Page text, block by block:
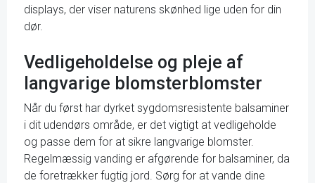
displays, der viser naturens skønhed lige uden for din
dør.
Vedligeholdelse og pleje af
langvarige blomsterblomster
Når du først har dyrket sygdomsresistente balsaminer
i dit udendørs område, er det vigtigt at vedligeholde
og passe dem for at sikre langvarige blomster.
Regelmæssig vanding er afgørende for balsaminer, da
de foretrækker fugtig jord. Sørg for at vande dine